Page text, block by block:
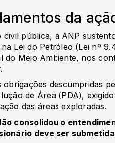
da
civil pública, a ANP
Lei do Petróleo (Lei nº
do Meio Ambiente, nos
obrigações descumpridas
de Área (PDA),
das áreas exploradas.
consolidou o
deve ser